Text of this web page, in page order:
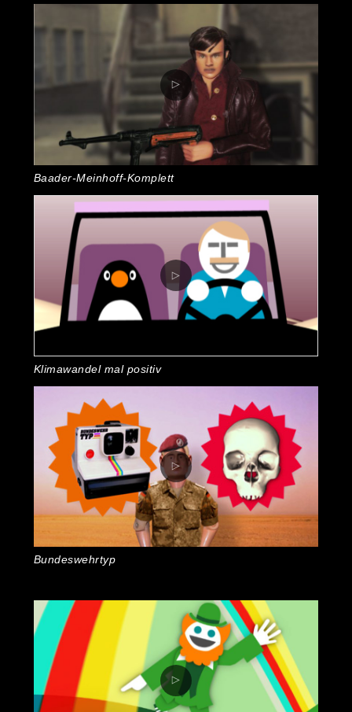
Baader-Meinhoff-Komplett
Klimawandel mal positiv
Bundeswehrtyp